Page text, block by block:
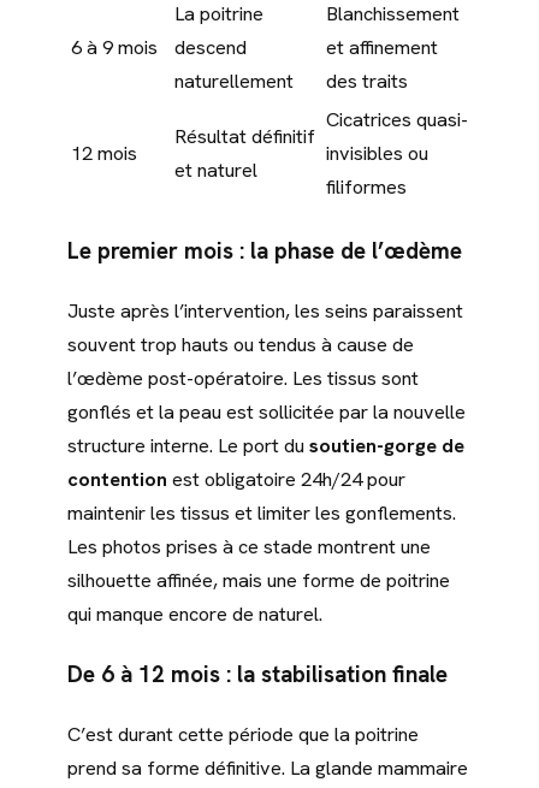
6 à 9 mois
La poitrine
descend
naturellement
Blanchissement
et affinement
des traits
12 mois
Résultat définitif
et naturel
Cicatrices quasi-
invisibles ou
filiformes
Le premier mois : la phase de l’œdème
Juste après l’intervention, les seins paraissent
souvent trop hauts ou tendus à cause de
l’œdème post-opératoire. Les tissus sont
gonflés et la peau est sollicitée par la nouvelle
structure interne. Le port du soutien-gorge de
contention est obligatoire 24h/24 pour
maintenir les tissus et limiter les gonflements.
Les photos prises à ce stade montrent une
silhouette affinée, mais une forme de poitrine
qui manque encore de naturel.
De 6 à 12 mois : la stabilisation finale
C’est durant cette période que la poitrine
prend sa forme définitive. La glande mammaire